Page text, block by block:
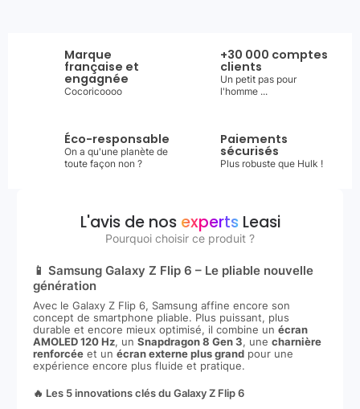
Marque
française et
engagnée
Cocoricoooo
+30 000 comptes
clients
Un petit pas pour
l'homme ...
Éco-responsable
On a qu'une planète de
toute façon non ?
Paiements
sécurisés
Plus robuste que Hulk !
L'avis de nos expertsLeasi
Pourquoi choisir ce produit ?
📱 Samsung Galaxy Z Flip 6 – Le pliable nouvelle
génération
Avec le Galaxy Z Flip 6, Samsung affine encore son
concept de smartphone pliable. Plus puissant, plus
durable et encore mieux optimisé, il combine un écran
AMOLED 120 Hz, un Snapdragon 8 Gen 3, une charnière
renforcéeet un écran externe plus grandpour une
expérience encore plus fluide et pratique.
🔥 Les 5 innovations clés du Galaxy Z Flip 6